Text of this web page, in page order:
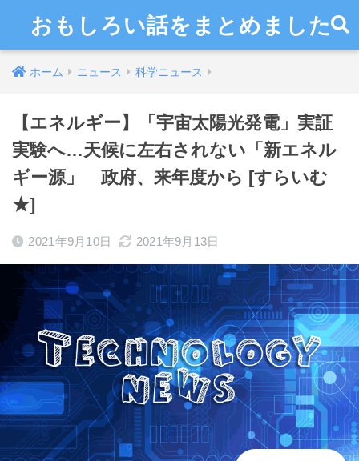
おもしろい話をまとめました
ホーム ニュース 科学ニュース
【エネルギー】「宇宙太陽光発電」実証
実験へ…天候に左右されない「新エネル
ギー源」 政府、来年度から [すらいむ
★]
2021年9月10日 2021年9月13日